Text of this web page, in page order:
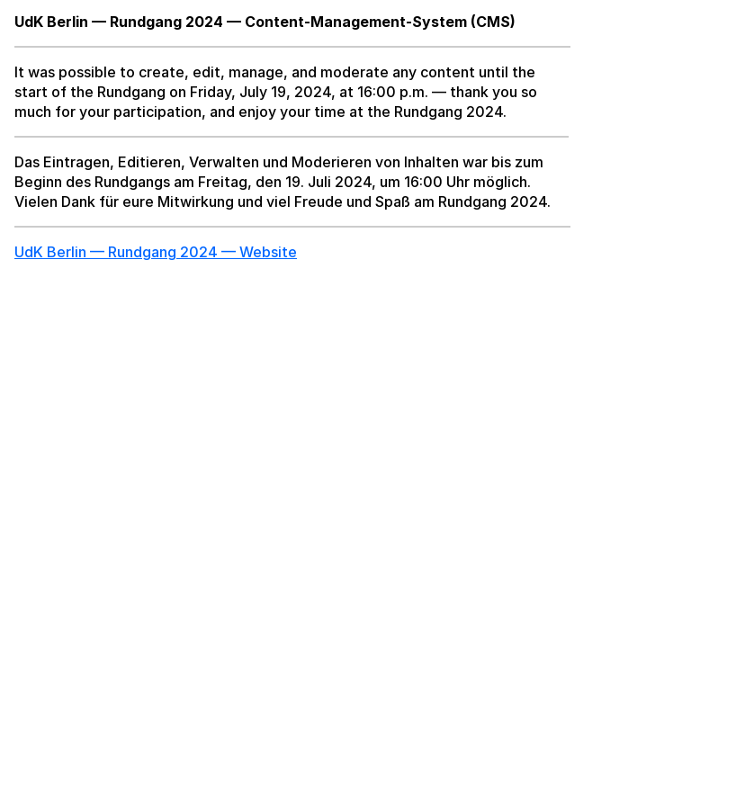
UdK Berlin — Rundgang 2024 — Content-Management-System (CMS)
It was possible to create, edit, manage, and moderate any content until the
start of the Rundgang on Friday, July 19, 2024, at 16:00 p.m. — thank you so
much for your participation, and enjoy your time at the Rundgang 2024.
Das Eintragen, Editieren, Verwalten und Moderieren von Inhalten war bis zum
Beginn des Rundgangs am Freitag, den 19. Juli 2024, um 16:00 Uhr möglich.
Vielen Dank für eure Mitwirkung und viel Freude und Spaß am Rundgang 2024.
UdK Berlin — Rundgang 2024 — Website